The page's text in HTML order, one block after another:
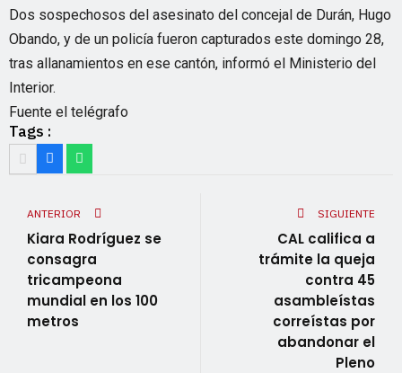
Dos sospechosos del asesinato del concejal de Durán, Hugo
Obando, y de un policía fueron capturados este domingo 28,
tras allanamientos en ese cantón, informó el Ministerio del
Interior.
Fuente el telégrafo
Tags :
ANTERIOR
Kiara Rodríguez se
consagra
tricampeona
mundial en los 100
metros
SIGUIENTE
CAL califica a
trámite la queja
contra 45
asambleístas
correístas por
abandonar el
Pleno